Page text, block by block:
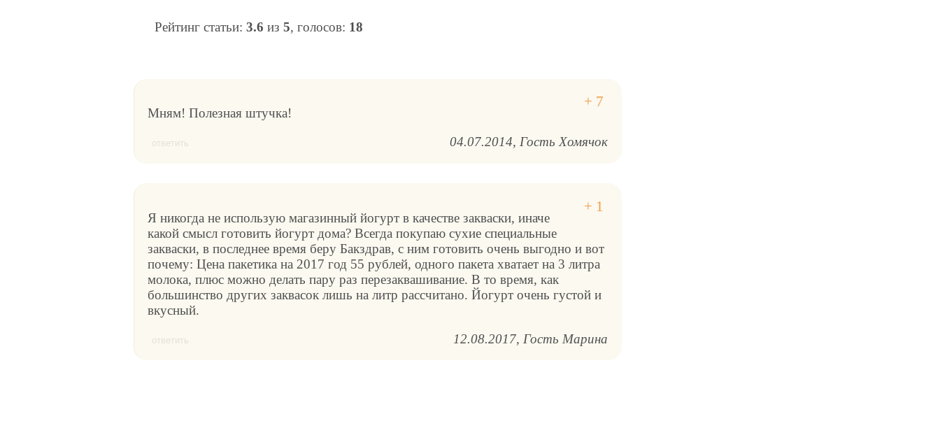
Рейтинг статьи: 3.6 из 5, голосов: 18
Мням! Полезная штучка!
ответить 04.07.2014 Гость Хомячок
Я никогда не использую магазинный йогурт в качестве закваски, иначе
какой смысл готовить йогурт дома? Всегда покупаю сухие специальные
закваски, в последнее время беру Бакздрав, с ним готовить очень выгодно и вот
почему: Цена пакетика на 2017 год 55 рублей, одного пакета хватает на 3 литра
молока, плюс можно делать пару раз перезаквашивание. В то время, как
большинство других заквасок лишь на литр рассчитано. Йогурт очень густой и
вкусный.
ответить 12.08.2017 Гость Марина